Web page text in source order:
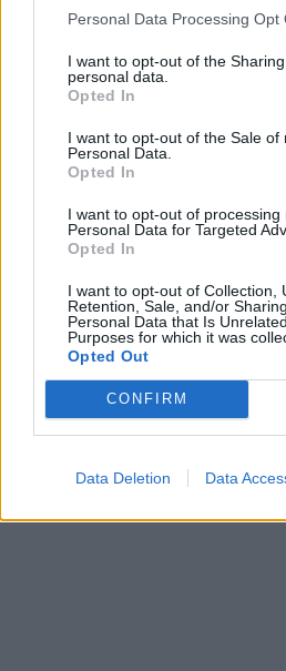
Personal Data Processing Opt
I want to opt-out of the
personal data.
Opted In
I want to opt-out of the Sale of
Personal Data.
Opted In
I want to opt-out of processing
Personal Data for Targeted
Opted In
I want to opt-out of Collection,
Retention, Sale, and/or
Personal Data that Is
Purposes for which it was
Opted Out
CONFIRM
Data Deletion Data